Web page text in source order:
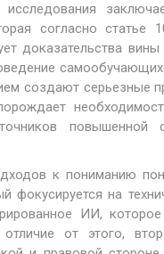
исследования
согласно статье
доказательства
создают серьезные
повышенной
к пониманию
фокусируется на
ИИ,
от этого,